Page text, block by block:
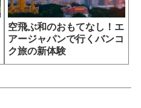
空飛ぶ和のおもてなし！エ
アージャパンで行くバンコ
ク旅の新体験